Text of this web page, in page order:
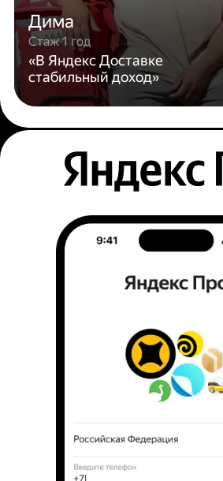
Дима
Стаж 1 год
«В Яндекс Доставке
стабильный доход»